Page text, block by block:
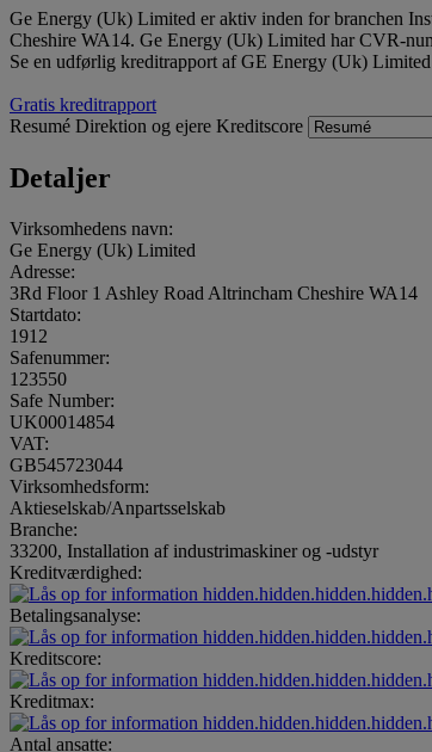
Ge Energy (Uk) Limited er aktiv inden for branchen
Cheshire WA14. Ge Energy (Uk) Limited har CVR-
Se en udførlig kreditrapport af GE Energy (Uk) Limited
Gratis kreditrapport
Resumé Direktion og ejere Kreditscore
Detaljer
Virksomhedens navn:
Ge Energy (Uk) Limited
Adresse:
3Rd Floor 1 Ashley Road Altrincham Cheshire WA14
Startdato:
1912
Safenummer:
123550
Safe Number:
UK00014854
VAT:
GB545723044
Virksomhedsform:
Aktieselskab/Anpartsselskab
Branche:
33200, Installation af industrimaskiner og -udstyr
Kreditværdighed:
Betalingsanalyse:
Kreditscore:
Kreditmax:
Antal ansatte: